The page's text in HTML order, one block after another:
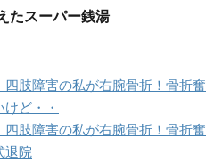
たスーパー銭湯
肢障害の私が右腕骨折！骨折奮
ど・・
肢障害の私が右腕骨折！骨折奮
退院